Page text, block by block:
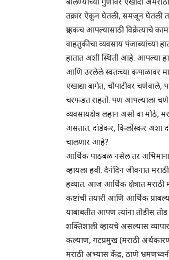
तक्रार ऐकून घेतली, समजून घेतली
ग्राहकच आपल्यासाठी विक्रेत्याचे
वाहतुकीचा व्यवसाय पंजाब्यांच्या
हातात अशी स्थिती आहे. आपल्या
आणि उरलेले स्वतःच्या कपाळावर
एखाद्या बागेत, चौपाटीवर
चरफडत राहतो. पण आपल्याला चणे
व्यवसायक्षेत्र लहान असो वा मोठे,
असतात. दांडेकर, किर्लोस्कर अशा
चालणार आहे?
आर्थिक पाठबळ नसेल तर
व्हायला हवी. दैनंदिन जीवनात
हव्यात. आज आर्थिक क्षेत्रात
कष्टांची तयारी आणि आर्थिक
याबाबतीत आपण त्यांना तोडीस
शक्तिशाली व्हायचे असल्यास
कल्याण, गटप्रमुख (मराठी
मराठी अभ्यास केंद्र, ठाणे